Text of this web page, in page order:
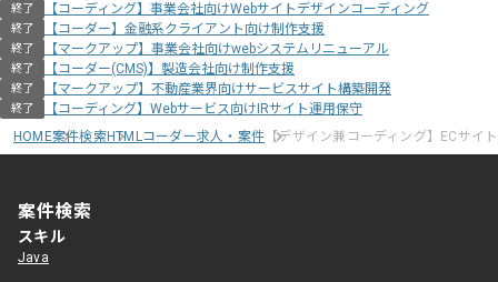
終了 【コーディング】事業会社向けWebサイトデザインコーディング
終了 【コーダー】金融系クライアント向け制作支援
終了 【マークアップ】事業会社向けwebシステムリニューアル
終了 【コーダー(CMS)】製造会社向け制作支援
終了 【マークアップ】不動産業界向けサービスサイト構築開発
終了
【コーディング】Webサービス向けIRサイト運用保守
HOME案件検索HTMLコーダー求人・案件 【デザイン兼コーディング】ECサイ
案件検索
スキル
Java